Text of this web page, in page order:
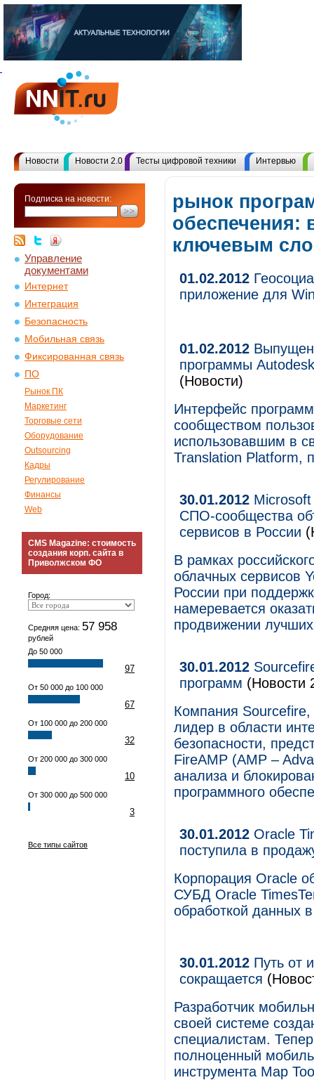
Новости Новости 2.0 Тесты цифровой техники Интервью
Подписка на новости:
Управление
документами
Интернет
Интеграция
Безопасность
Мобильная связь
Фиксированная связь
ПО
Рынок ПК
Маркетинг
Торговые сети
Оборудование
Outsourcing
Кадры
Регулирование
Финансы
Web
CMS Magazine: стоимость
создания корп. сайта в
Приволжском ФО
Город:
Средняя цена: 57 958
рублей
До 50 000
97
От 50 000 до 100 000
67
От 100 000 до 200 000
32
От 200 000 до 300 000
10
От 300 000 до 500 000
3
Все типы сайтов
рынок
обеспечения:
ключевым
01.02.2012
приложение для
01.02.2012
программы
(Новости)
Интерфейс
сообществом
использовавшим в
Translation Platform,
30.01.2012 Microsoft
СПО-сообщества
сервисов в России
В рамках
облачных сервисов
России при
намеревается
продвижении
30.01.2012
программ (Новости
Компания
лидер в области
безопасности,
FireAMP (AMP –
анализа и
программного
30.01.2012 Oracle
поступила в
Корпорация Oracle
СУБД Oracle
обработкой данных
30.01.2012 Путь от
сокращается
Разработчик
своей системе
специалистам.
полноценный
инструмента Map